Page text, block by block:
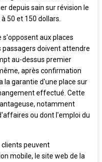
depuis sain sur révision le
50 et 150 dollars.
s'opposent aux places
doivent attendre
au-dessus premier
après confirmation
la garantie d'une place sur
effectué. Cette
notamment
ou dont l'emploi du
clients peuvent
mobile, le site web de la